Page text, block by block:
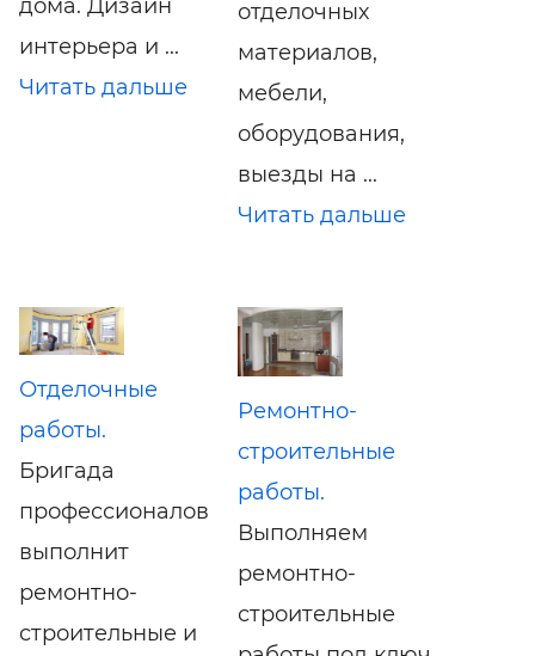
дома. Дизайн
интерьера и ...
Читать дальше
отделочных
материалов,
мебели,
оборудования,
выезды на ...
Читать дальше
Отделочные
работы.
Бригада
профессионалов
выполнит
ремонтно-
строительные и
Ремонтно-
строительные
работы.
Выполняем
ремонтно-
строительные